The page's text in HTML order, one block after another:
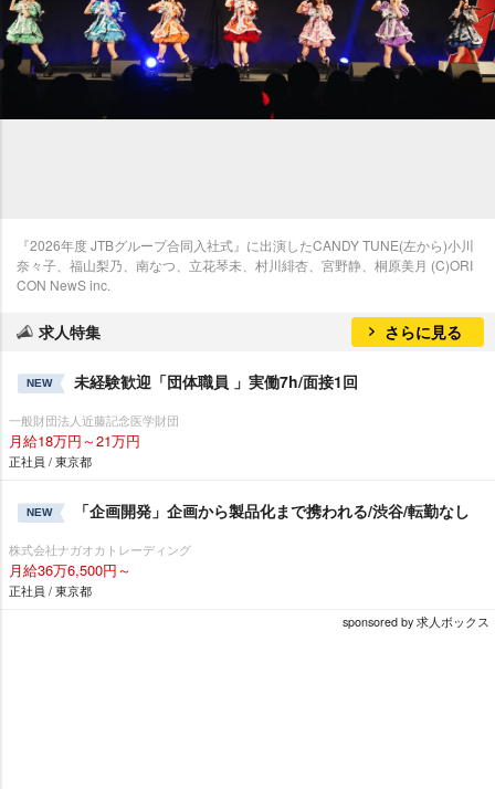
『2026年度 JTBグループ合同入社式』に出演したCANDY TUNE(左から)小川
奈々子、福山梨乃、南なつ、立花琴未、村川緋杏、宮野静、桐原美月 (C)ORI
CON NewS inc.
求人特集 さらに見る
NEW 未経験歓迎「団体職員 」実働7h/面接1回
一般財団法人近藤記念医学財団
月給18万円～21万円
正社員 / 東京都
NEW 「企画開発」企画から製品化まで携われる/渋谷/転勤なし
株式会社ナガオカトレーディング
月給36万6,500円～
正社員 / 東京都
sponsored by 求人ボックス